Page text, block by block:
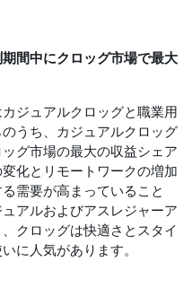
間中にクロッグ市場で最大
ジュアルクロッグと職業用
うち、カジュアルクロッグ
グ市場の最大の収益シェア
化とリモートワークの増加
需要が高まっていること
アルおよびアスレジャーア
クロッグは快適さとスタイ
に人気があります。